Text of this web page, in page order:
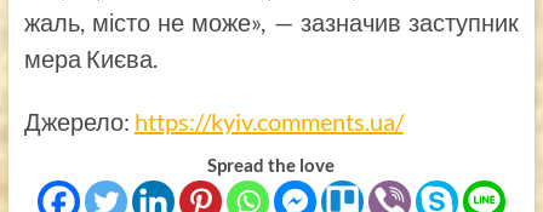
жаль, місто не може», — зазначив заступник
мера Києва.
Джерело: https://kyiv.comments.ua/
Spread the love